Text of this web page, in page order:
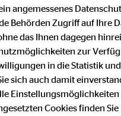
teilen
angemessenes
Behörden Zugriff auf Ihre
das Ihnen dagegen
zur
in die Statistik
sich auch damit
Cookies finden